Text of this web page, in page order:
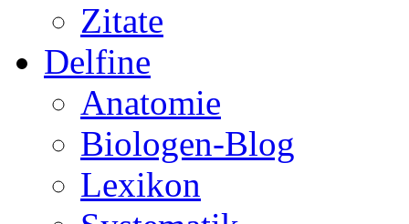
Zitate
Delfine
Anatomie
Biologen-Blog
Lexikon